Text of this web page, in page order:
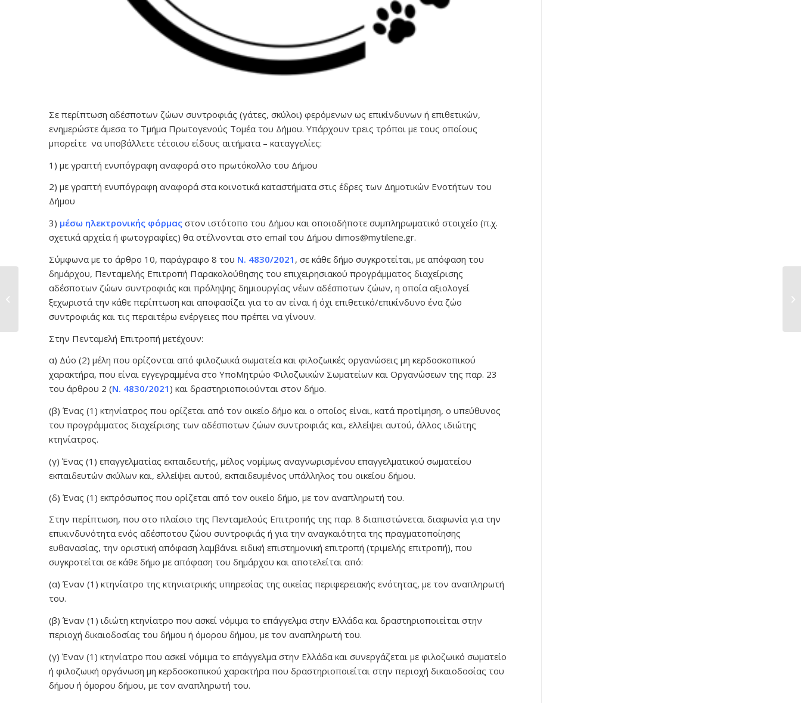
Σε περίπτωση αδέσποτων ζώων συντροφιάς (γάτες, σκύλοι) φερόμενων ως επικίνδυνων ή επιθετικών,
ενημερώστε άμεσα το Τμήμα Πρωτογενούς Τομέα του Δήμου. Υπάρχουν τρεις τρόποι με τους οποίους
μπορείτε να υποβάλλετε τέτοιου είδους αιτήματα – καταγγελίες:
1) με γραπτή ενυπόγραφη αναφορά στο πρωτόκολλο του Δήμου
2) με γραπτή ενυπόγραφη αναφορά στα κοινοτικά καταστήματα στις έδρες των Δημοτικών Ενοτήτων του
Δήμου
3) μέσω ηλεκτρονικής φόρμας στον ιστότοπο του Δήμου και οποιοδήποτε συμπληρωματικό στοιχείο (π.χ.
σχετικά αρχεία ή φωτογραφίες) θα στέλνονται στο email του Δήμου dimos@mytilene.gr.
Σύμφωνα με το άρθρο 10, παράγραφο 8 του Ν. 4830/2021 , σε κάθε δήμο συγκροτείται, με απόφαση του
δημάρχου, Πενταμελής Επιτροπή Παρακολούθησης του επιχειρησιακού προγράμματος διαχείρισης
αδέσποτων ζώων συντροφιάς και πρόληψης δημιουργίας νέων αδέσποτων ζώων, η οποία αξιολογεί
ξεχωριστά την κάθε περίπτωση και αποφασίζει για το αν είναι ή όχι επιθετικό/επικίνδυνο ένα ζώο
συντροφιάς και τις περαιτέρω ενέργειες που πρέπει να γίνουν.
Στην Πενταμελή Επιτροπή μετέχουν:
α) Δύο (2) μέλη που ορίζονται από φιλοζωικά σωματεία και φιλοζωικές οργανώσεις μη κερδοσκοπικού
χαρακτήρα, που είναι εγγεγραμμένα στο ΥποΜητρώο Φιλοζωικών Σωματείων και Οργανώσεων της παρ. 23
του άρθρου 2 (Ν. 4830/2021 ) και δραστηριοποιούνται στον δήμο.
(β) Ένας (1) κτηνίατρος που ορίζεται από τον οικείο δήμο και ο οποίος είναι, κατά προτίμηση, ο υπεύθυνος
του προγράμματος διαχείρισης των αδέσποτων ζώων συντροφιάς και, ελλείψει αυτού, άλλος ιδιώτης
κτηνίατρος.
(γ) Ένας (1) επαγγελματίας εκπαιδευτής, μέλος νομίμως αναγνωρισμένου επαγγελματικού σωματείου
εκπαιδευτών σκύλων και, ελλείψει αυτού, εκπαιδευμένος υπάλληλος του οικείου δήμου.
(δ) Ένας (1) εκπρόσωπος που ορίζεται από τον οικείο δήμο, με τον αναπληρωτή του.
Στην περίπτωση, που στο πλαίσιο της Πενταμελούς Επιτροπής της παρ. 8 διαπιστώνεται διαφωνία για την
επικινδυνότητα ενός αδέσποτου ζώου συντροφιάς ή για την αναγκαιότητα της πραγματοποίησης
ευθανασίας, την οριστική απόφαση λαμβάνει ειδική επιστημονική επιτροπή (τριμελής επιτροπή), που
συγκροτείται σε κάθε δήμο με απόφαση του δημάρχου και αποτελείται από:
(α) Έναν (1) κτηνίατρο της κτηνιατρικής υπηρεσίας της οικείας περιφερειακής ενότητας, με τον αναπληρωτή
του.
(β) Έναν (1) ιδιώτη κτηνίατρο που ασκεί νόμιμα το επάγγελμα στην Ελλάδα και δραστηριοποιείται στην
περιοχή δικαιοδοσίας του δήμου ή όμορου δήμου, με τον αναπληρωτή του.
(γ) Έναν (1) κτηνίατρο που ασκεί νόμιμα το επάγγελμα στην Ελλάδα και συνεργάζεται με φιλοζωικό σωματείο
ή φιλοζωική οργάνωση μη κερδοσκοπικού χαρακτήρα που δραστηριοποιείται στην περιοχή δικαιοδοσίας του
δήμου ή όμορου δήμου, με τον αναπληρωτή του.
Συμβασιοποιήθηκε η
διαμόρφωση της
Πλατείας...